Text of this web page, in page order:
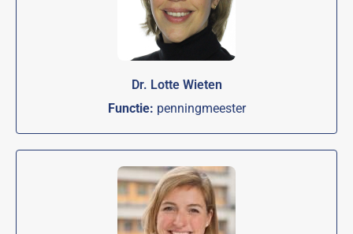
Dr. Lotte Wieten
Functie: penningmeester